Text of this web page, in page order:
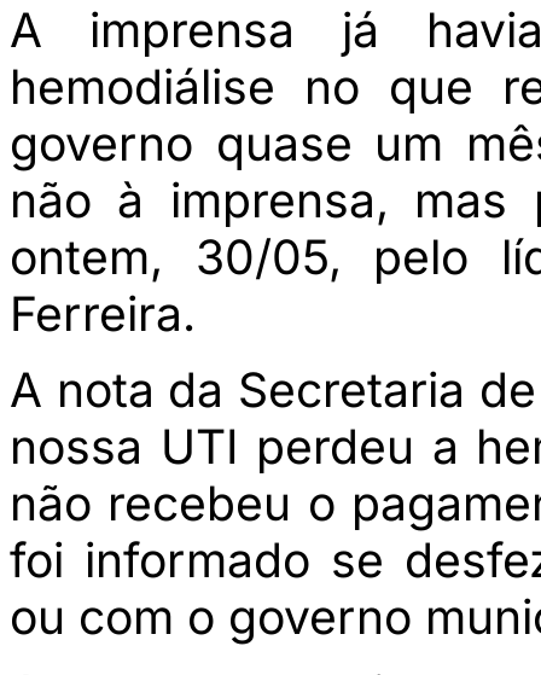
A imprensa já
hemodiálise no que
governo quase um
não à imprensa,
ontem, 30/05, pelo
Ferreira.
A nota da Secretaria
nossa UTI perdeu a
não recebeu o
foi informado se
ou com o governo